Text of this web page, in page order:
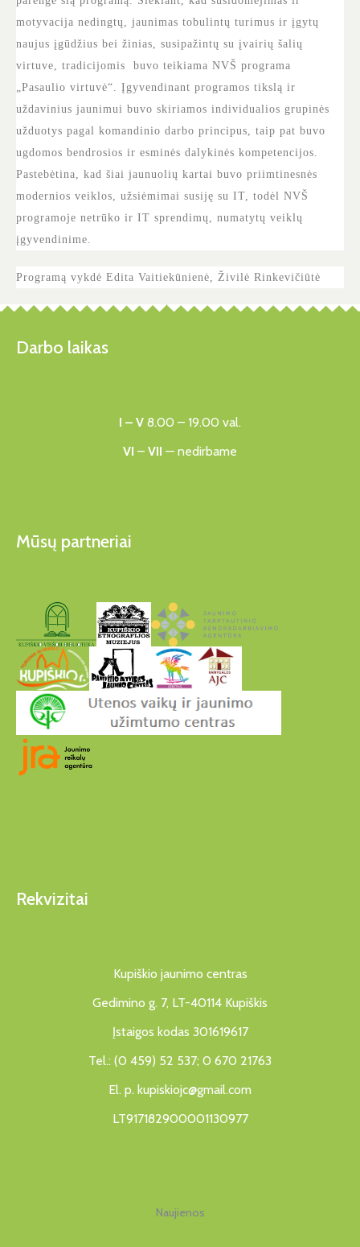
motyvacija nedingtų, jaunimas tobulintų turimus ir įgytų
naujus įgūdžius bei žinias, susipažintų su įvairių šalių
virtuve, tradicijomis buvo teikiama NVŠ programa
„Pasaulio virtuvė“. Įgyvendinant programos tikslą ir
uždavinius jaunimui buvo skiriamos individualios grupinės
užduotys pagal komandinio darbo principus, taip pat buvo
ugdomos bendrosios ir esminės dalykinės kompetencijos.
Pastebėtina, kad šiai jaunuolių kartai buvo priimtinesnės
modernios veiklos, užsiėmimai susiję su IT, todėl NVŠ
programoje netrūko ir IT sprendimų, numatytų veiklų
įgyvendinime.
Programą vykdė Edita Vaitiekūnienė, Živilė Rinkevičiūtė
Darbo laikas
I – V 8.00 – 19.00 val.
VI – VII — nedirbame
Mūsų partneriai
Rekvizitai
Kupiškio jaunimo centras
Gedimino g. 7, LT-40114 Kupiškis
Įstaigos kodas 301619617
Tel.: (0 459) 52 537; 0 670 21763
El. p. kupiskiojc@gmail.com
LT917182900001130977
Naujienos